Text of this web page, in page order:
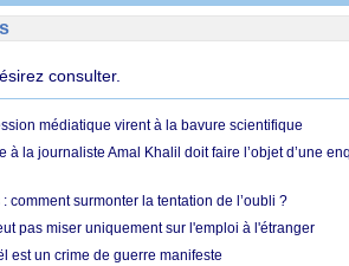
consulter.
médiatique virent à la bavure scientifique
à la journaliste Amal Khalil doit faire l’objet d’une
surmonter la tentation de l’oubli ?
pas miser uniquement sur l'emploi à l'étranger
est un crime de guerre manifeste